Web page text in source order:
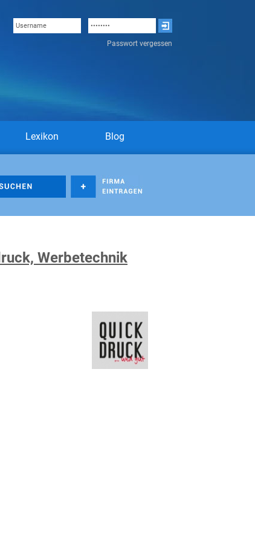
Passwort vergessen
Lexikon Blog
Werbetechnik